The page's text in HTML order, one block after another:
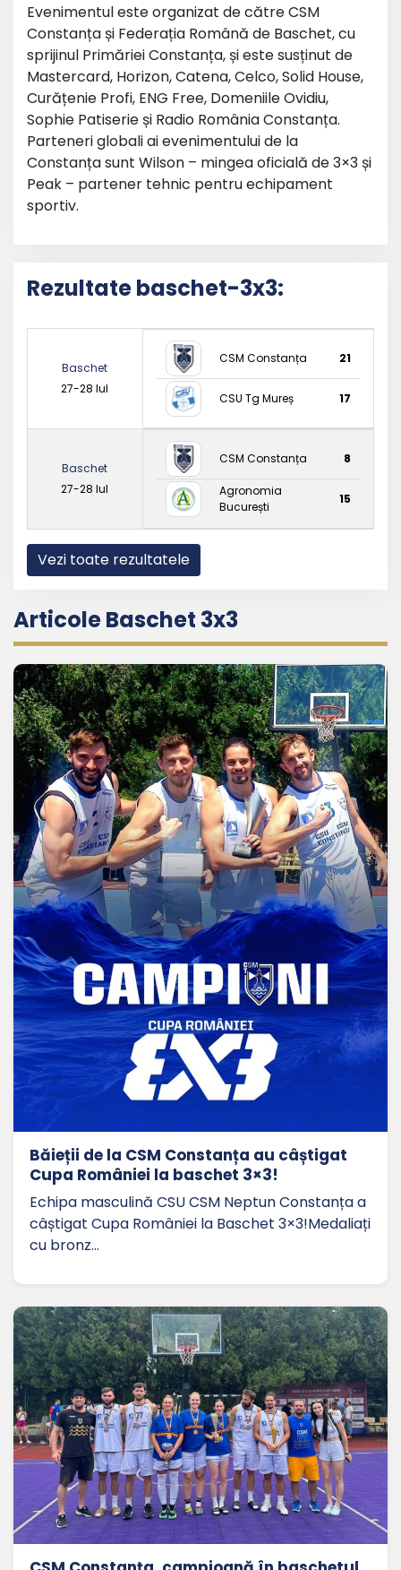
Evenimentul este organizat de către CSM
Constanța și Federația Română de Baschet, cu
sprijinul Primăriei Constanța, și este susținut de
Mastercard, Horizon, Catena, Celco, Solid House,
Curățenie Profi, ENG Free, Domeniile Ovidiu,
Sophie Patiserie și Radio România Constanța.
Parteneri globali ai evenimentului de la
Constanța sunt Wilson – mingea oficială de 3×3 și
Peak – partener tehnic pentru echipament
sportiv.
Rezultate baschet-3x3:
Baschet
27-28 Iul
CSM Constanța 21
CSU Tg Mureș 17
Baschet
27-28 Iul
CSM Constanța 8
Agronomia
București
15
Vezi toate rezultatele
Articole Baschet 3x3
Băieții de la CSM Constanța au câștigat
Cupa României la baschet 3×3!
Echipa masculină CSU CSM Neptun Constanța a
câștigat Cupa României la Baschet 3×3!Medaliați
cu bronz…